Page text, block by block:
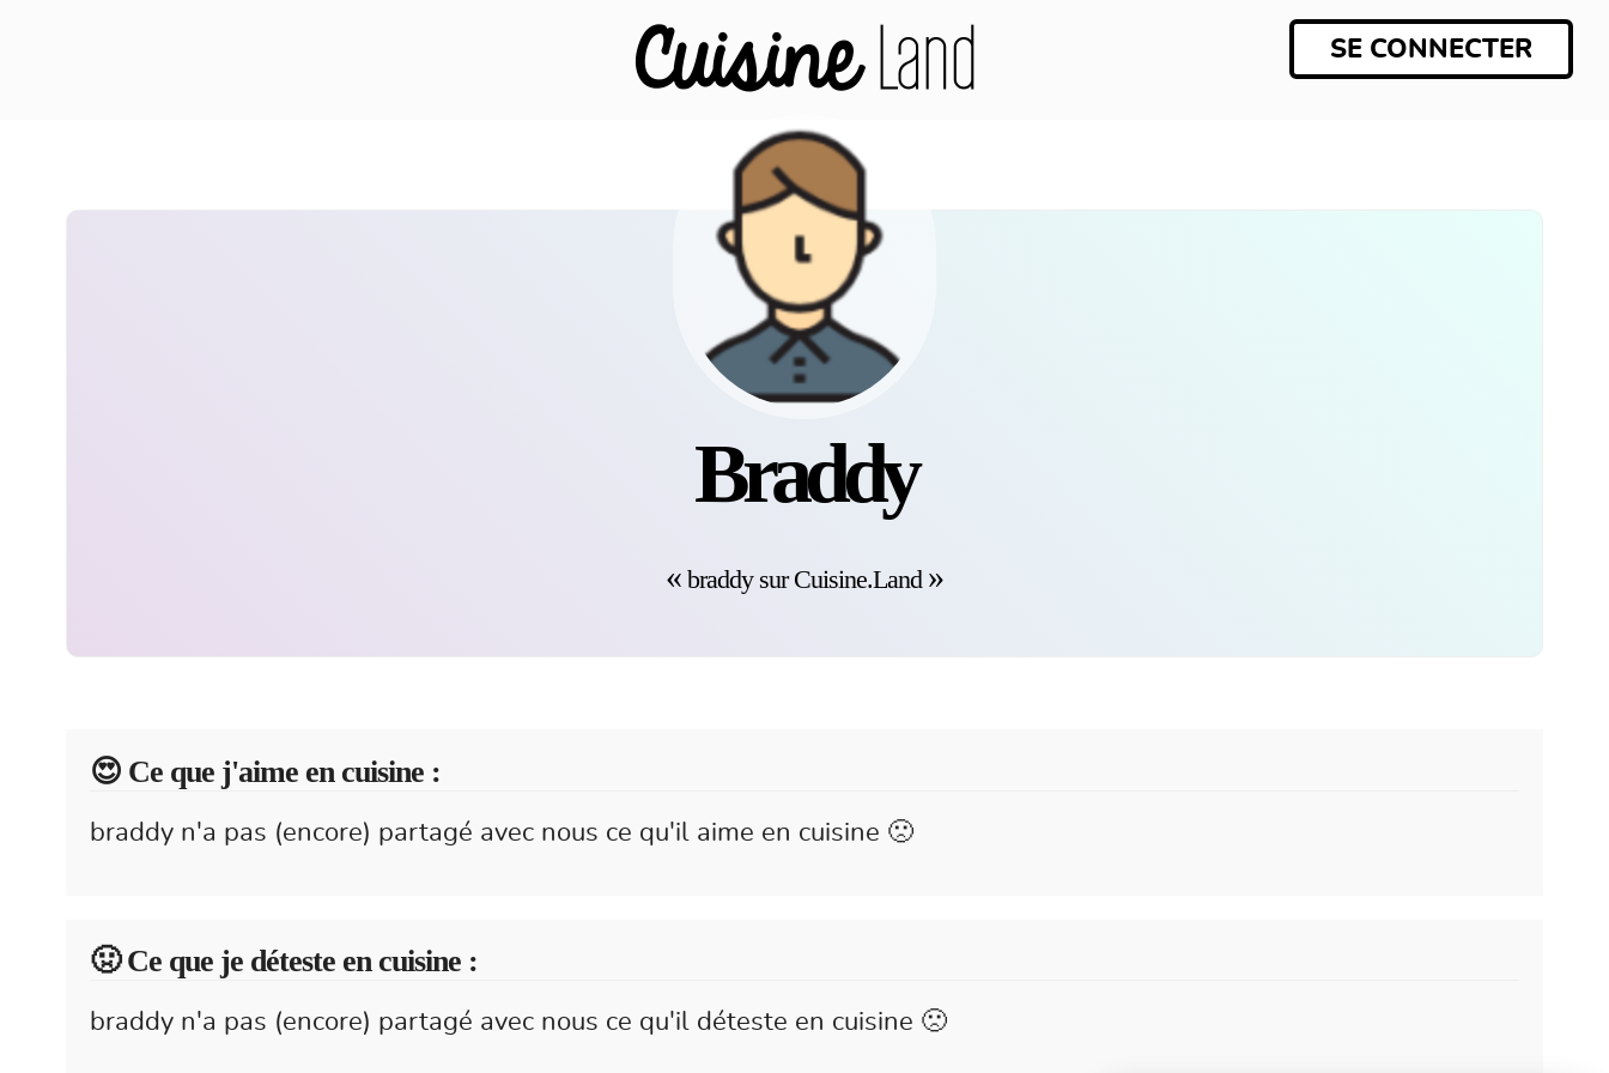
SE CONNECTER
braddy
braddy sur Cuisine.Land
😍️ Ce que j'aime en cuisine :
braddy n'a pas (encore) partagé avec nous ce qu'il aime en cuisine 🙁
🤢 Ce que je déteste en cuisine :
braddy n'a pas (encore) partagé avec nous ce qu'il déteste en cuisine 🙁